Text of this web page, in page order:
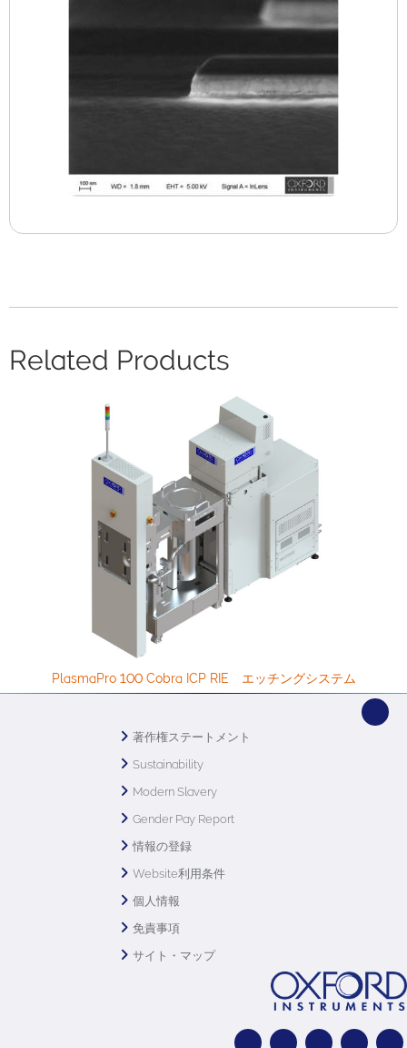
Related Products
PlasmaPro 100 Cobra ICP RIE エッチングシステム
著作権ステートメント
Sustainability
Modern Slavery
Gender Pay Report
情報の登録
Website利用条件
個人情報
免責事項
サイト・マップ